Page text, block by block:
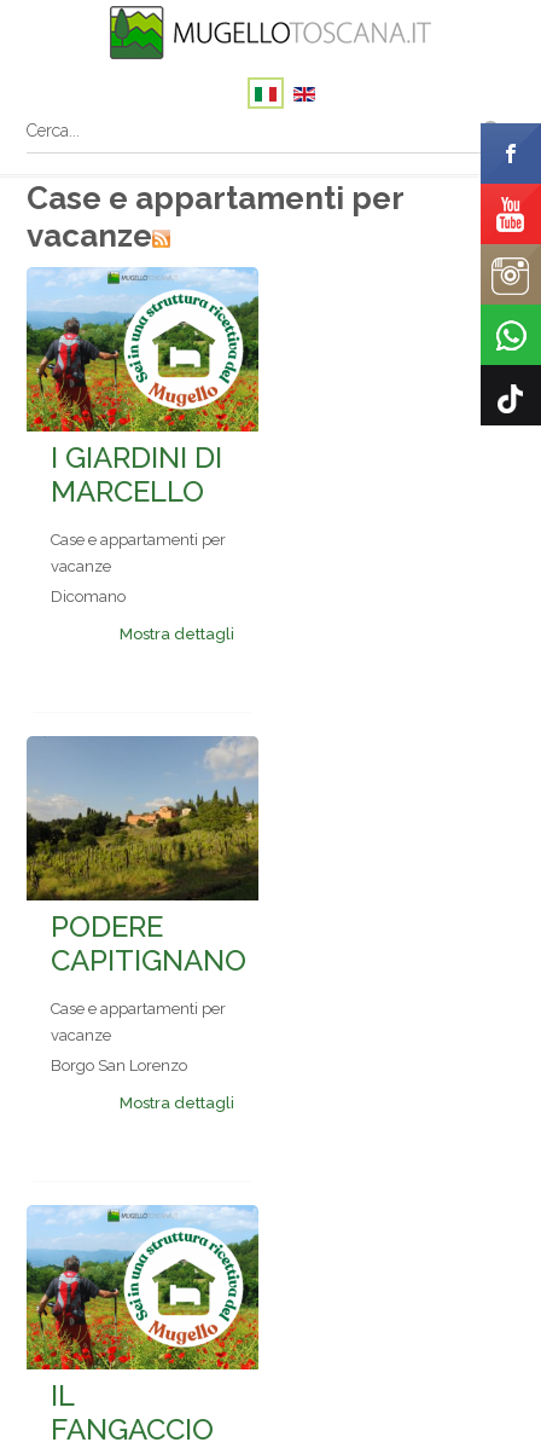
Case e appartamenti per
vacanze
I GIARDINI DI
MARCELLO
Case e appartamenti per
vacanze
Dicomano
Mostra dettagli
PODERE
CAPITIGNANO
Case e appartamenti per
vacanze
Borgo San Lorenzo
Mostra dettagli
IL
FANGACCIO